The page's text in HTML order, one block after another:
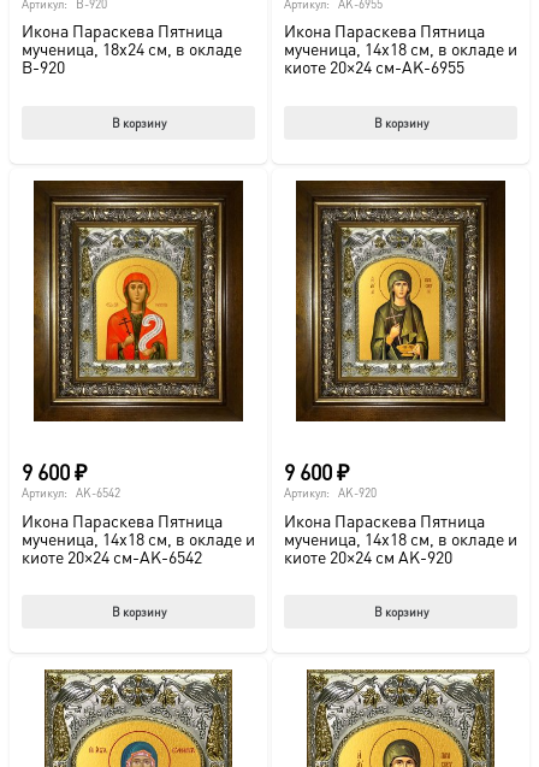
Артикул: B-920
Икона Параскева Пятница
мученица, 18х24 см, в окладе
B-920
В корзину
Артикул: AK-6955
Икона Параскева Пятница
мученица, 14х18 см, в окладе и
киоте 20×24 см-AK-6955
В корзину
9 600₽
Артикул: AK-6542
Икона Параскева Пятница
мученица, 14х18 см, в окладе и
киоте 20×24 см-AK-6542
В корзину
9 600₽
Артикул: AK-920
Икона Параскева Пятница
мученица, 14х18 см, в окладе и
киоте 20×24 см AK-920
В корзину